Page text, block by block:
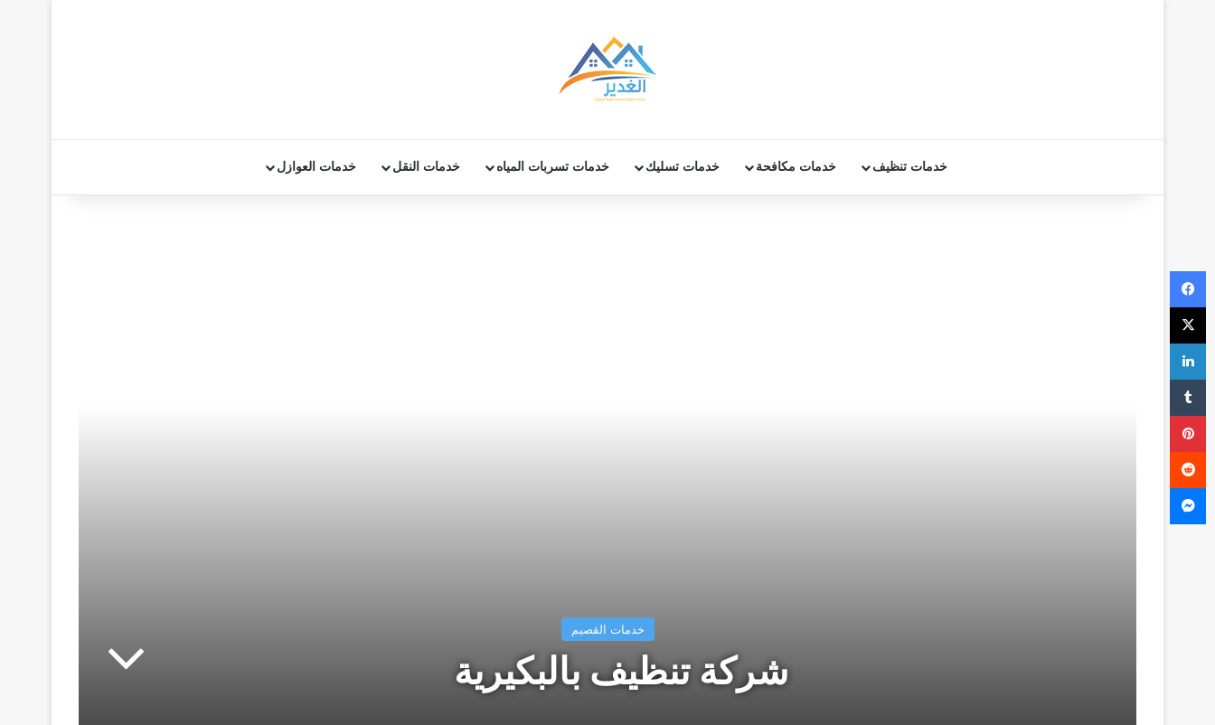
خدمات تنظيف خدمات مكافحة خدمات تسليك خدمات تسربات المياه خدمات النقل خدمات العوازل
خدمات القصيم
شركة تنظيف بالبكيرية